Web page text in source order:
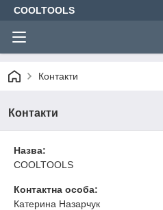
COOLTOOLS
Контакти
Контакти
Назва:
COOLTOOLS
Контактна особа:
Катерина Назарчук